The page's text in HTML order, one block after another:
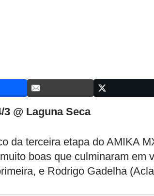
@ Laguna Seca
da terceira etapa do AMIKA
boas que culminaram em
e Rodrigo Gadelha